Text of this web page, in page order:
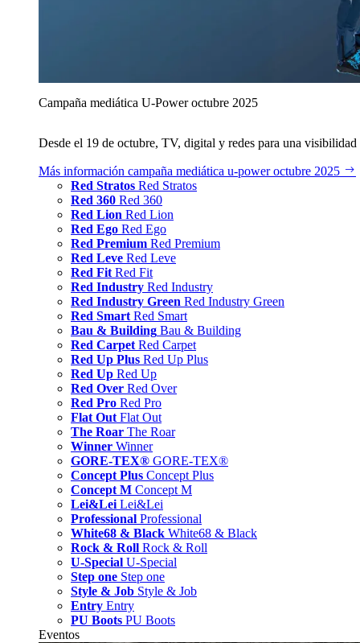
Campaña mediática U‑Power octubre 2025
Desde el 19 de octubre, TV, digital y redes para una
Más información campaña mediática u‑power octubre 2025
Red Stratos Red Stratos
Red 360 Red 360
Red Lion Red Lion
Red Ego Red Ego
Red Premium Red Premium
Red Leve Red Leve
Red Fit Red Fit
Red Industry Red Industry
Red Industry Green Red Industry Green
Red Smart Red Smart
Bau & Building Bau & Building
Red Carpet Red Carpet
Red Up Plus Red Up Plus
Red Up Red Up
Red Over Red Over
Red Pro Red Pro
Flat Out Flat Out
The Roar The Roar
Winner Winner
GORE-TEX® GORE-TEX®
Concept Plus Concept Plus
Concept M Concept M
Lei&Lei Lei&Lei
Professional Professional
White68 & Black White68 & Black
Rock & Roll Rock & Roll
U-Special U-Special
Step one Step one
Style & Job Style & Job
Entry Entry
PU Boots PU Boots
Eventos